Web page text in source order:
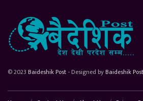
© 2023 Baideshik Post - Designed byBaideshik Post